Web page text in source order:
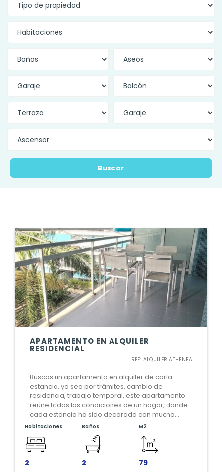
Buscar
APARTAMENTO EN ALQUILER
RESIDENCIAL
REF: ALQUILER ATHENEA
Buscas un apartamento en alquiler de corta
estancia, ya sea por trámites, cambio de
residencia, trabajo temporal, este apartamento
reúne todas las condiciones de un hogar, donde
cada estancia ha sido decorada con mucho
cuidado, con todo lo necesario para hacer una
estancia cómoda. Ubicado en un residencia
cerca a todos los servicios básicos, parada de
autobús, centro médico, supermercados y
demás servicios.
Habitaciones
2
Baños
2
M2
79